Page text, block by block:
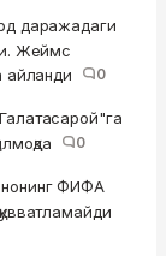
даражадаги
Жеймс
айланди
0
0
ФИФА